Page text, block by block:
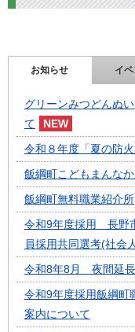
お知らせ イベ
グリーンみつどんぬ
て
令和８年度「夏の防
飯綱町こどもまんな
飯綱町無料職業紹介所
令和9年度採用 長野
員採用共同選考(社会
令和8年8月 夜間延
令和9年度採用飯綱町
案内について